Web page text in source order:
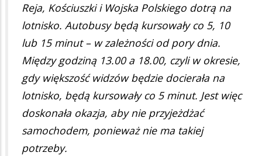
Reja, Kościuszki i Wojska Polskiego dotrą na
lotnisko. Autobusy będą kursowały co 5, 10
lub 15 minut – w zależności od pory dnia.
Między godziną 13.00 a 18.00, czyli w okresie,
gdy większość widzów będzie docierała na
lotnisko, będą kursowały co 5 minut. Jest więc
doskonała okazja, aby nie przyjeżdżać
samochodem, ponieważ nie ma takiej
potrzeby.